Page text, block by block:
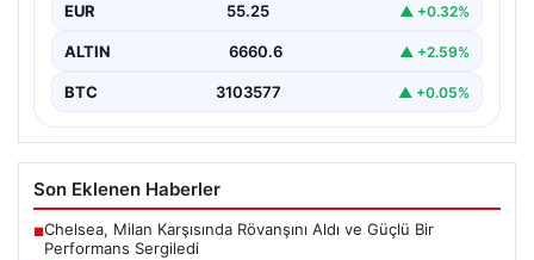
EUR 55.25 ▲ +0.32%
ALTIN 6660.6 ▲ +2.59%
BTC 3103577 ▲ +0.05%
Son Eklenen Haberler
■Chelsea, Milan Karşısında Rövanşını Aldı ve Güçlü Bir
Performans Sergiledi